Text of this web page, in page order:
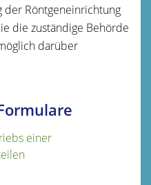
der Röntgeneinrichtung
die zuständige Behörde
darüber
einer